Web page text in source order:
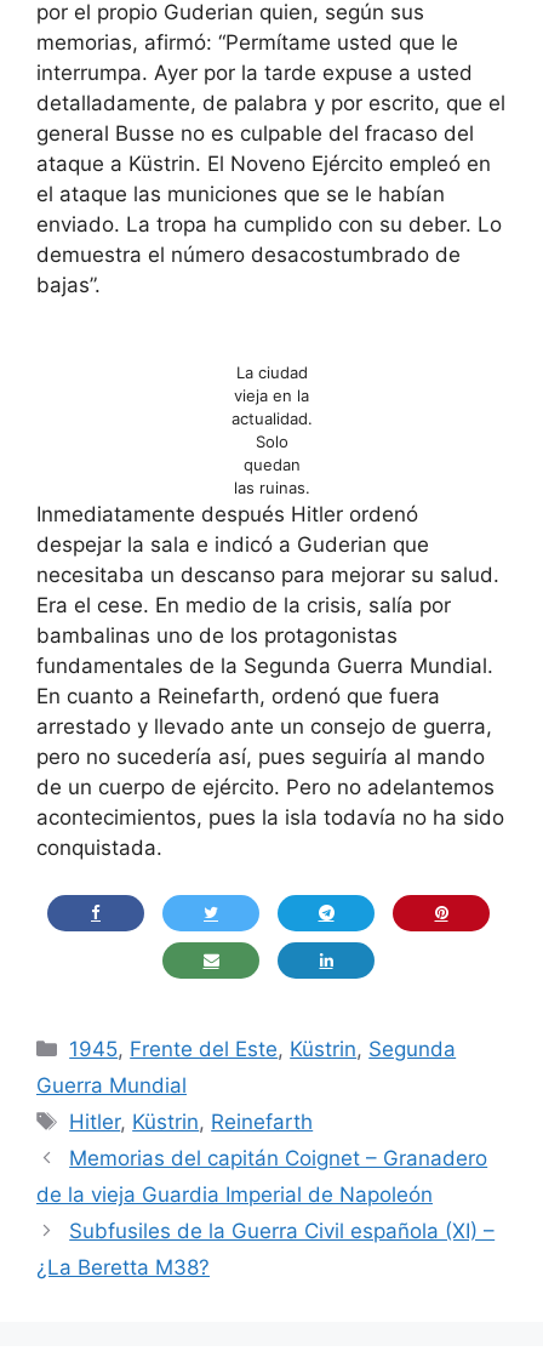
por el propio Guderian quien, según sus
memorias, afirmó: “Permítame usted que le
interrumpa. Ayer por la tarde expuse a usted
detalladamente, de palabra y por escrito, que el
general Busse no es culpable del fracaso del
ataque a Küstrin. El Noveno Ejército empleó en
el ataque las municiones que se le habían
enviado. La tropa ha cumplido con su deber. Lo
demuestra el número desacostumbrado de
bajas”.
La ciudad
vieja en la
actualidad.
Solo
quedan
las ruinas.
Inmediatamente después Hitler ordenó
despejar la sala e indicó a Guderian que
necesitaba un descanso para mejorar su salud.
Era el cese. En medio de la crisis, salía por
bambalinas uno de los protagonistas
fundamentales de la Segunda Guerra Mundial.
En cuanto a Reinefarth, ordenó que fuera
arrestado y llevado ante un consejo de guerra,
pero no sucedería así, pues seguiría al mando
de un cuerpo de ejército. Pero no adelantemos
acontecimientos, pues la isla todavía no ha sido
conquistada.
Categorías
1945, Frente del Este, Küstrin, Segunda
Guerra Mundial
Etiquetas
Hitler, Küstrin, Reinefarth
Memorias del capitán Coignet – Granadero
de la vieja Guardia Imperial de Napoleón
Subfusiles de la Guerra Civil española (XI) –
¿La Beretta M38?